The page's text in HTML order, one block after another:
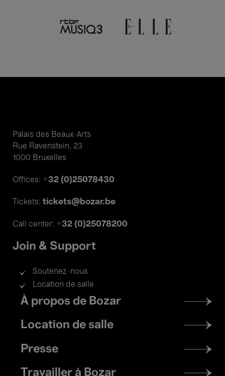
Palais des Beaux-Arts
Rue Ravenstein, 23
1000 Bruxelles
Offices: +32 (0)25078430
Tickets: tickets@bozar.be
Call center: +32 (0)25078200
Join & Support
Soutenez-nous
Location de salle
Footer
menu
À propos de Bozar
Location de salle
Presse
Travailler à Bozar